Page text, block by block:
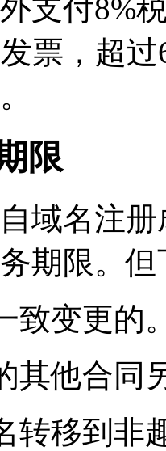
支付8%
票，超
限
域名注
期限。
致变更的
其他合同
转移到非